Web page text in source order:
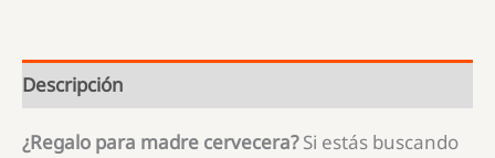
Descripción
¿Regalo para madre cervecera?Si estás buscando